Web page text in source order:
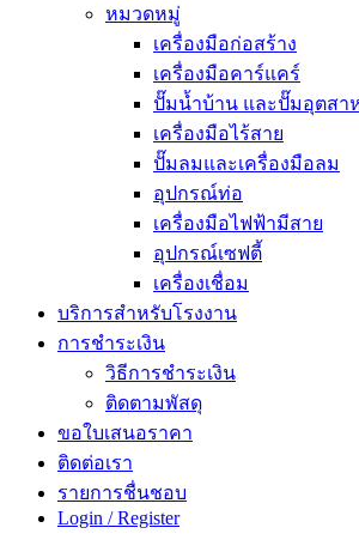
หมวดหมู่
เครื่องมือก่อสร้าง
เครื่องมือคาร์แคร์
ปั๊มน้ำบ้าน และปั๊มอุตสา
เครื่องมือไร้สาย
ปั๊มลมและเครื่องมือลม
อุปกรณ์ท่อ
เครื่องมือไฟฟ้ามีสาย
อุปกรณ์เซฟตี้
เครื่องเชื่อม
บริการสำหรับโรงงาน
การชำระเงิน
วิธีการชำระเงิน
ติดตามพัสดุ
ขอใบเสนอราคา
ติดต่อเรา
รายการชื่นชอบ
Login / Register